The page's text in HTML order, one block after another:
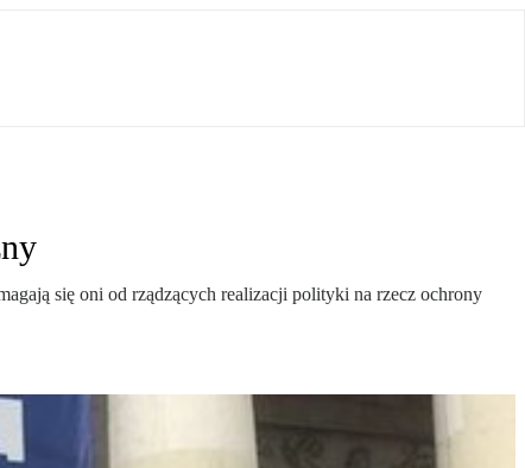
się oni od rządzących realizacji polityki na rzecz ochrony